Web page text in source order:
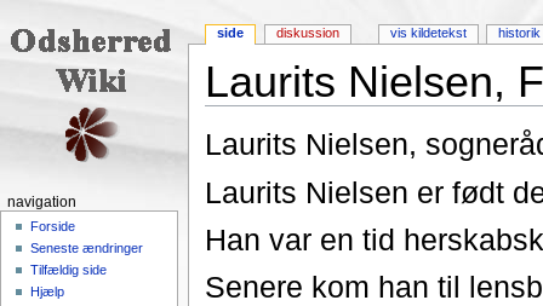
Laurits Nielsen,
Laurits Nielsen,
Laurits Nielsen er født
Han var en tid
Senere kom han til
side diskussion vis kildetekst historik
navigation
Forside
Seneste ændringer
Tilfældig side
Hjælp